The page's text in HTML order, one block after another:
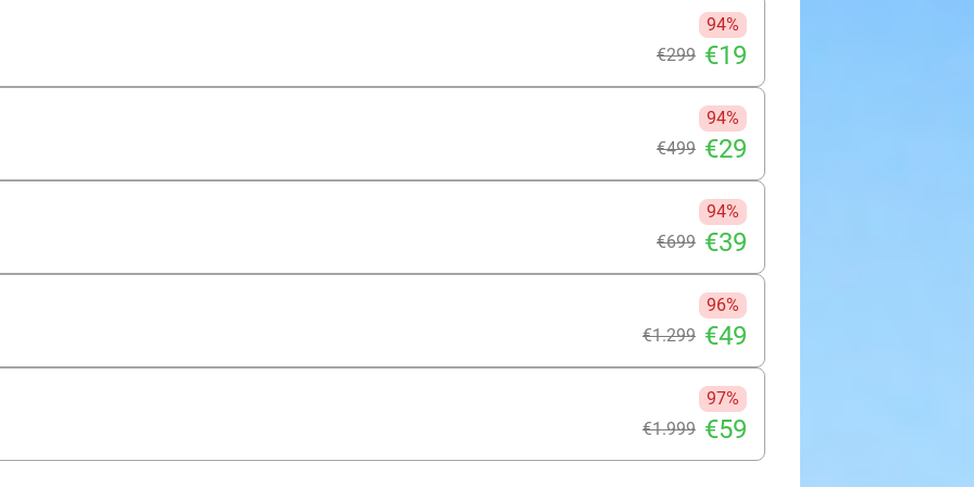
moderne oefeningen, zoals slimme quizzen, flashcards, audio-lessen en spelelementen
(gamificatie). Hiermee oefen je met gesprekken, grammatica, lezen, luistervaardigheid en
94%
€299 €19
94%
€499 €29
94%
€699 €39
96%
€1.299 €49
97%
€1.999 €59